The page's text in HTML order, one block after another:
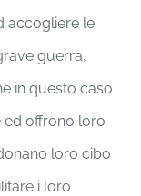
accogliere le
guerra,
in questo caso
ed offrono loro
loro cibo
i loro